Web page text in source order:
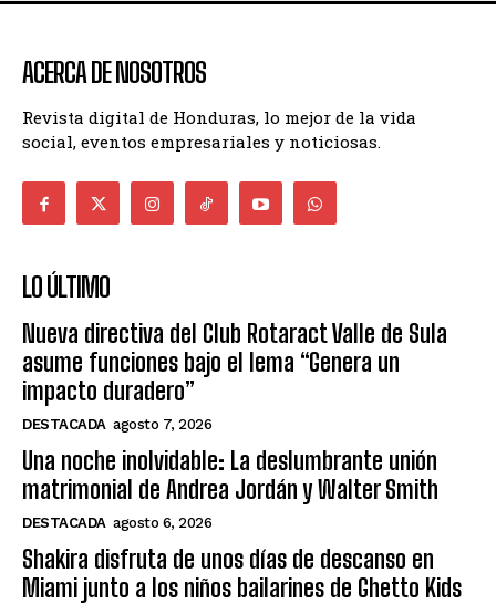
ACERCA DE NOSOTROS
Revista digital de Honduras, lo mejor de la vida
social, eventos empresariales y noticiosas.
LO ÚLTIMO
Nueva directiva del Club Rotaract Valle de Sula
asume funciones bajo el lema “Genera un
impacto duradero”
DESTACADA agosto 7, 2026
Una noche inolvidable: La deslumbrante unión
matrimonial de Andrea Jordán y Walter Smith
DESTACADA agosto 6, 2026
Shakira disfruta de unos días de descanso en
Miami junto a los niños bailarines de Ghetto Kids